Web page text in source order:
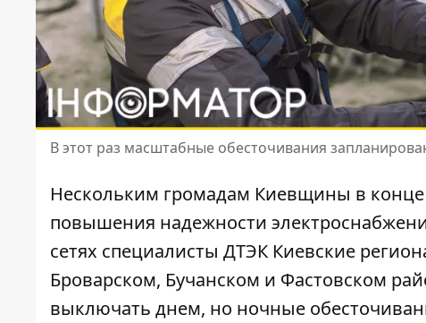
В этот раз масштабные обесточивания
Нескольким громадам Киевщины в конце
повышения надежности
сетях специалисты ДТЭК Киевские
Броварском, Бучанском и Фастовском
выключать днем, но ночные